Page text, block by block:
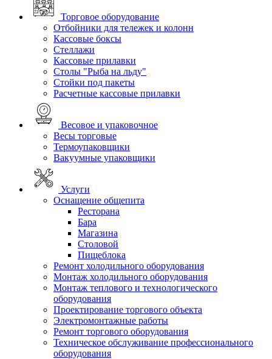
Торговое оборудование
Отбойники для тележек и колонн
Кассовые боксы
Стеллажи
Кассовые прилавки
Столы "Рыба на льду"
Стойки под пакеты
Расчетные кассовые прилавки
Весовое и упаковочное
Весы торговые
Термоупаковщики
Вакуумные упаковщики
Услуги
Оснащение общепита
Ресторана
Бара
Магазина
Столовой
Пищеблока
Ремонт холодильного оборудования
Монтаж холодильного оборудования
Монтаж теплового и технологического
оборудования
Проектирование торгового объекта
Электромонтажные работы
Ремонт торгового оборудования
Техническое обслуживание профессионального
оборудования